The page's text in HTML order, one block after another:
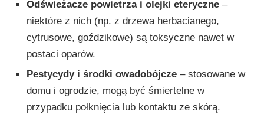
Odświeżacze powietrza i olejki eteryczne –
niektóre z nich (np. z drzewa herbacianego,
cytrusowe, goździkowe) są toksyczne nawet w
postaci oparów.
Pestycydy i środki owadobójcze – stosowane w
domu i ogrodzie, mogą być śmiertelne w
przypadku połknięcia lub kontaktu ze skórą.